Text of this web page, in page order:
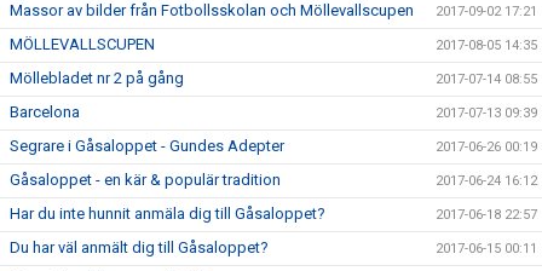
Massor av bilder från Fotbollsskolan och Möllevallscupen 2017-09-02 17:21
MÖLLEVALLSCUPEN 2017-08-05 14:35
Möllebladet nr 2 på gång 2017-07-14 08:55
Barcelona 2017-07-13 09:39
Segrare i Gåsaloppet - Gundes Adepter 2017-06-26 00:19
Gåsaloppet - en kär & populär tradition 2017-06-24 16:12
Har du inte hunnit anmäla dig till Gåsaloppet? 2017-06-18 22:57
Du har väl anmält dig till Gåsaloppet? 2017-06-15 00:11